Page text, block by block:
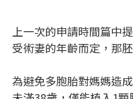
上一次的申請時間篇中
受術妻的年齡而定，那
為避免多胞胎對媽媽造